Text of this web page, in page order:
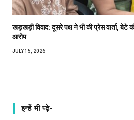
खड़खड़ी विवाद: दूसरे पक्ष ने भी की प्रेस वार्ता, बेटे
आरोप
JULY 15, 2026
इन्हें भी पढ़े-